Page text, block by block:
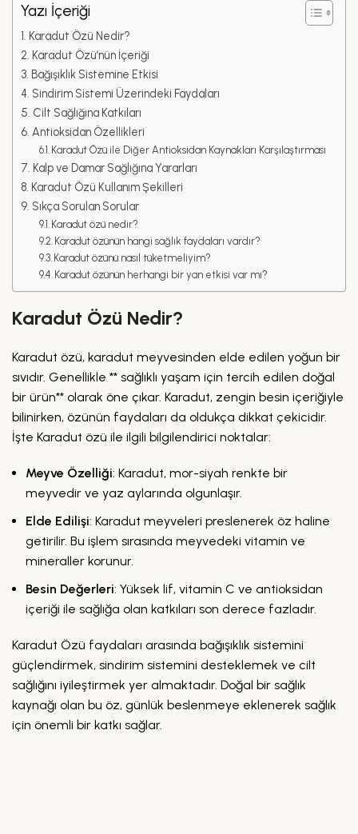
Yazı İçeriği
Karadut Özü Nedir?
Karadut Özü’nün İçeriği
Bağışıklık Sistemine Etkisi
Sindirim Sistemi Üzerindeki Faydaları
Cilt Sağlığına Katkıları
Antioksidan Özellikleri
Karadut Özü ile Diğer Antioksidan Kaynakları Karşılaştırması
Kalp ve Damar Sağlığına Yararları
Karadut Özü Kullanım Şekilleri
Sıkça Sorulan Sorular
Karadut özü nedir?
Karadut özünün hangi sağlık faydaları vardır?
Karadut özünü nasıl tüketmeliyim?
Karadut özünün herhangi bir yan etkisi var mı?
Karadut Özü Nedir?
Karadut özü, karadut meyvesinden elde edilen yoğun bir
sıvıdır. Genellikle ** sağlıklı yaşam için tercih edilen doğal
bir ürün** olarak öne çıkar. Karadut, zengin besin içeriğiyle
bilinirken, özünün faydaları da oldukça dikkat çekicidir.
İşte Karadut özü ile ilgili bilgilendirici noktalar:
Meyve Özelliği: Karadut, mor-siyah renkte bir
meyvedir ve yaz aylarında olgunlaşır.
Elde Edilişi: Karadut meyveleri preslenerek öz haline
getirilir. Bu işlem sırasında meyvedeki vitamin ve
mineraller korunur.
Besin Değerleri: Yüksek lif, vitamin C ve antioksidan
içeriği ile sağlığa olan katkıları son derece fazladır.
Karadut Özü faydaları arasında bağışıklık sistemini
güçlendirmek, sindirim sistemini desteklemek ve cilt
sağlığını iyileştirmek yer almaktadır. Doğal bir sağlık
kaynağı olan bu öz, günlük beslenmeye eklenerek sağlık
için önemli bir katkı sağlar.